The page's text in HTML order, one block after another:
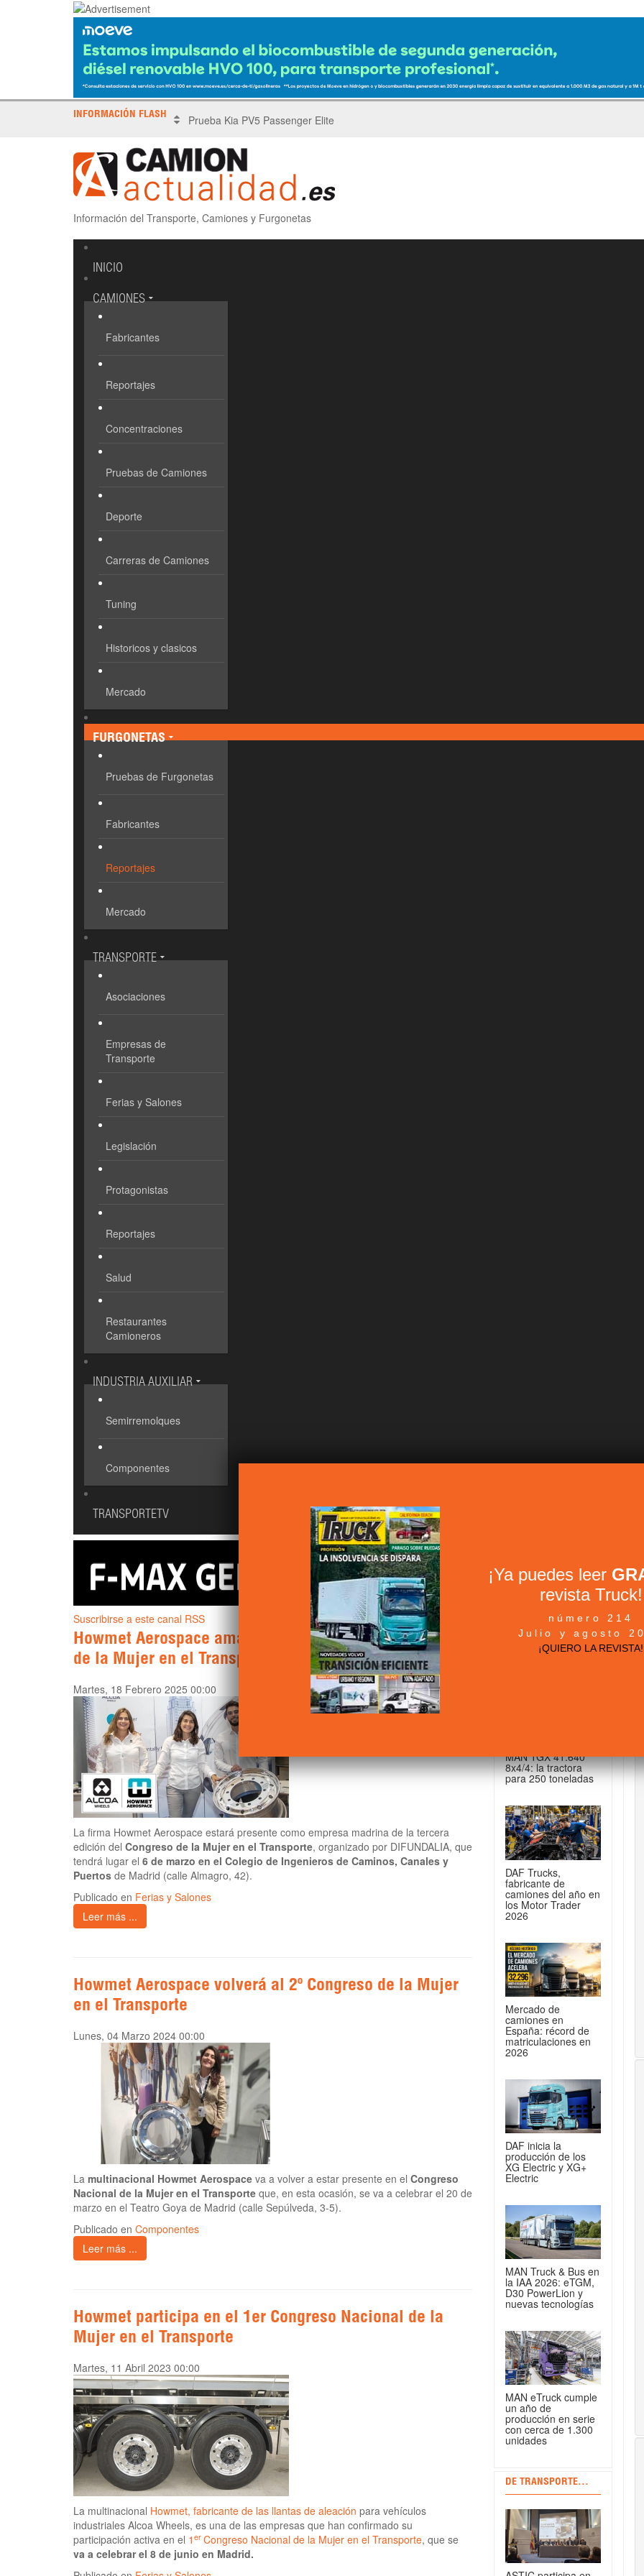
INFORMACIÓN FLASH X Tronada Almería | Encuentro del Pegaso Troner
Información del Transporte, Camiones y Furgonetas
INICIO
CAMIONES
Fabricantes
Reportajes
Concentraciones
Pruebas de Camiones
Deporte
Carreras de Camiones
Tuning
Historicos y clasicos
Mercado
FURGONETAS
Pruebas de Furgonetas
Fabricantes
Reportajes
Mercado
TRANSPORTE
Asociaciones
Empresas de
Transporte
Ferias y Salones
Legislación
Protagonistas
Reportajes
Salud
Restaurantes
Camioneros
INDUSTRIA AUXILIAR
Semirremolques
Componentes
TRANSPORTETV
Suscribirse a este canal RSS
Howmet Aerospace amadrina el 3er Congreso Nacional
de la Mujer en el Transporte
Martes, 18 Febrero 2025 00:00
La firma Howmet Aerospace estará presente como empresa madrina de la tercera
edición del Congreso de la Mujer en el Transporte, organizado por DIFUNDALIA, que
tendrá lugar el 6 de marzo en el Colegio de Ingenieros de Caminos, Canales y
Puertos de Madrid (calle Almagro, 42).
Publicado en Ferias y Salones
Leer más ...
Howmet Aerospace volverá al 2º Congreso de la Mujer
en el Transporte
Lunes, 04 Marzo 2024 00:00
La multinacional Howmet Aerospace va a volver a estar presente en el Congreso
Nacional de la Mujer en el Transporte que, en esta ocasión, se va a celebrar el 20 de
marzo en el Teatro Goya de Madrid (calle Sepúlveda, 3-5).
Publicado en Componentes
Leer más ...
Howmet participa en el 1er Congreso Nacional de la
Mujer en el Transporte
Martes, 11 Abril 2023 00:00
La multinacional Howmet, fabricante de las llantas de aleación para vehículos
industriales Alcoa Wheels, es una de las empresas que han confirmado su
participación activa en el 1 er Congreso Nacional de la Mujer en el Transporte, que se
va a celebrar el 8 de junio en Madrid.
+ NOTICIAS...
MAN TGX 41.640
8x4/4: la tractora
para 250 toneladas
DAF Trucks,
fabricante de
camiones del año en
los Motor Trader
2026
Mercado de
camiones en
España: récord de
matriculaciones en
2026
DAF inicia la
producción de los
XG Electric y XG+
Electric
MAN Truck & Bus en
la IAA 2026: eTGM,
D30 PowerLion y
nuevas tecnologías
MAN eTruck cumple
un año de
producción en serie
con cerca de 1.300
unidades
DE TRANSPORTE...
¡Ya puedes leer
revista Truck!
número 214
Julio y agosto
¡QUIERO LA REVISTA!